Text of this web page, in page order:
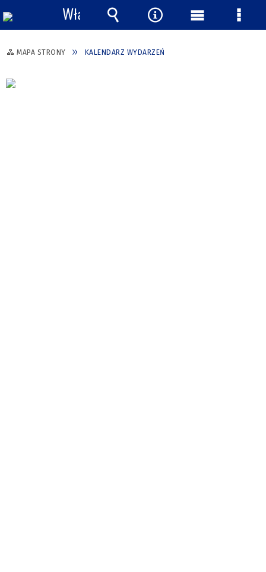
MAPA STRONY KALENDARZ WYDARZEŃ
Włącz
powiadomienia
Wyszukiwarka
Narzędzia
Menu Menu